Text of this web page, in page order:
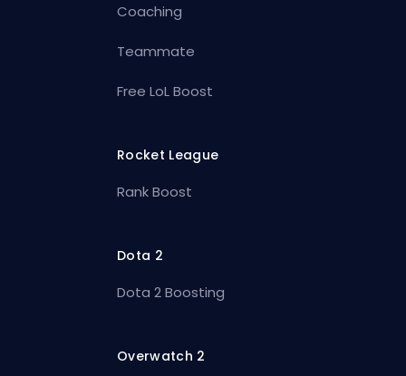
Coaching
Teammate
Free LoL Boost
Rocket League
Rank Boost
Dota 2
Dota 2 Boosting
Overwatch 2